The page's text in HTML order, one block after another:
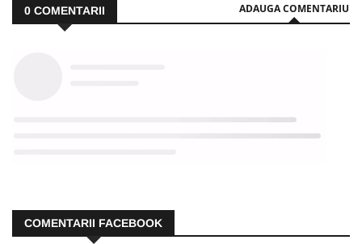
0 COMENTARII ADAUGA COMENTARIU
COMENTARII FACEBOOK